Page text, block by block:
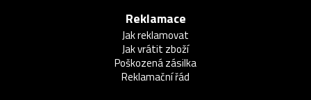
Reklamace
Jak reklamovat
Jak vrátit zboží
Poškozená zásilka
Reklamační řád